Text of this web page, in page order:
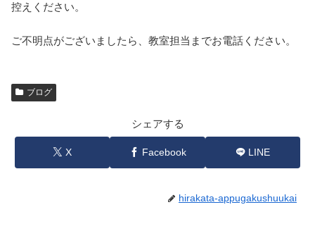
控えください。
ご不明点がございましたら、教室担当までお電話ください。
ブログ
シェアする
X Facebook LINE
hirakata-appugakushuukai